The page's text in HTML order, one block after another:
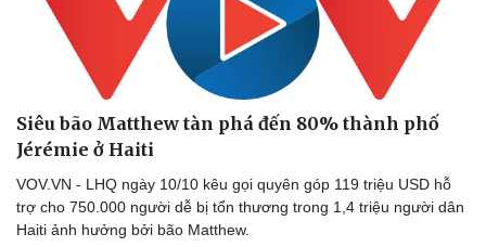
Siêu bão Matthew tàn phá đến 80% thành phố
Jérémie ở Haiti
VOV.VN - LHQ ngày 10/10 kêu gọi quyên góp 119 triệu USD hỗ
trợ cho 750.000 người dễ bị tổn thương trong 1,4 triệu người dân
Haiti ảnh hưởng bởi bão Matthew.